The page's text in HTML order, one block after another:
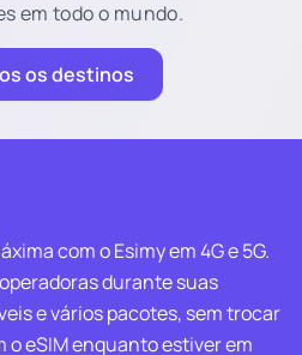
em todo o mundo.
os destinos
com o Esimy em 4G e 5G.
durante suas
e vários pacotes, sem trocar
o eSIM enquanto estiver em